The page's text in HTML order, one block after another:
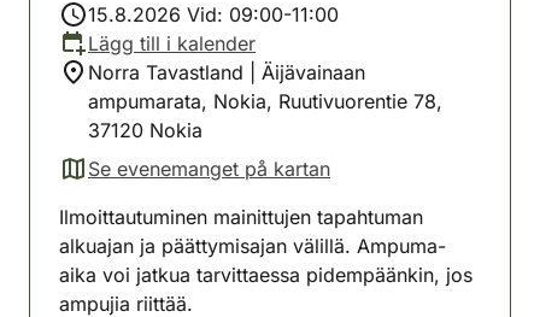
15.8.2026 Vid: 09:00-11:00
Lägg till i kalender
Norra Tavastland | Äijävainaan
ampumarata, Nokia, Ruutivuorentie 78,
37120 Nokia
Se evenemanget på kartan
(avautuu uuteen välilehteen)
Ilmoittautuminen mainittujen tapahtuman
alkuajan ja päättymisajan välillä. Ampuma-
aika voi jatkua tarvittaessa pidempäänkin, jos
ampujia riittää.